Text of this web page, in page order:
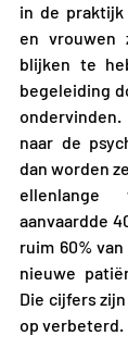
in de
en vrouwen
blijken te
begeleiding
naar de
dan worden
ellenlange
aanvaardde
ruim 60%
nieuwe
Die cijfers
op verbeterd.